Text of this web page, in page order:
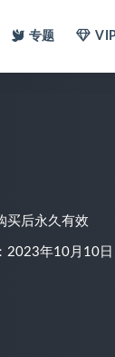
专题
买后永久有效
2023年10月10日